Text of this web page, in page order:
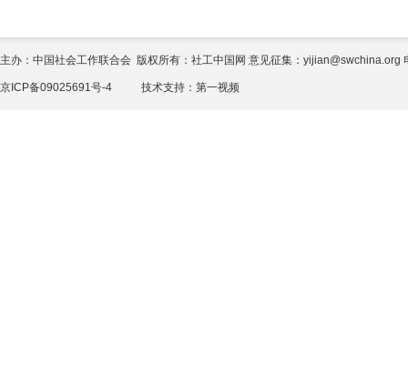
主办：中国社会工作联合会 版权所有：社工中国网 意见征集：yijian@swchina.org
京ICP备09025691号-4 技术支持： 第一视频